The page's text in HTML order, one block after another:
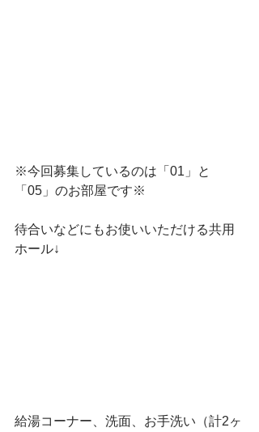
※今回募集しているのは「01」と
「05」のお部屋です※
待合いなどにもお使いいただける共用
ホール↓
給湯コーナー、洗面、お手洗い（計2ヶ